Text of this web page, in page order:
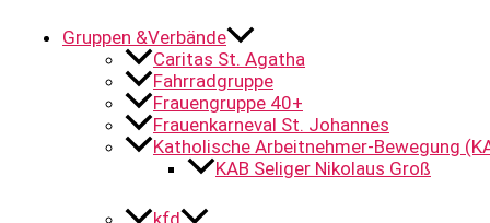
Gruppen &Verbände
Caritas St. Agatha
Fahrradgruppe
Frauengruppe 40+
Frauenkarneval St. Johannes
Katholische Arbeitnehmer-Bewegung
KAB Seliger Nikolaus Groß
kfd